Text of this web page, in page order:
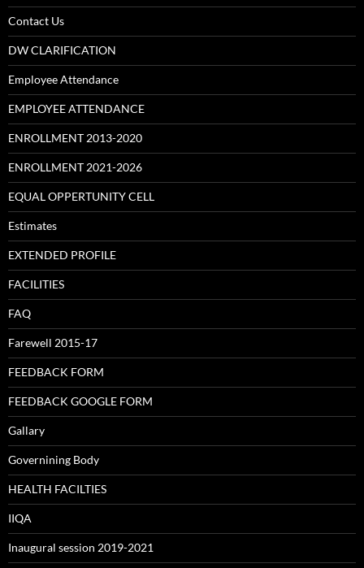
Contact Us
DW CLARIFICATION
Employee Attendance
EMPLOYEE ATTENDANCE
ENROLLMENT 2013-2020
ENROLLMENT 2021-2026
EQUAL OPPERTUNITY CELL
Estimates
EXTENDED PROFILE
FACILITIES
FAQ
Farewell 2015-17
FEEDBACK FORM
FEEDBACK GOOGLE FORM
Gallary
Governining Body
HEALTH FACILTIES
IIQA
Inaugural session 2019-2021